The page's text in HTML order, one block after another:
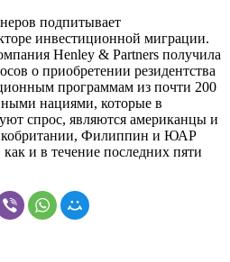
подпитывает
инвестиционной миграции.
Henley & Partners получила
о приобретении резидентства
программам из почти 200
нациями, которые в
спрос, являются американцы и
Филиппин и ЮАР
как и в течение последних пяти